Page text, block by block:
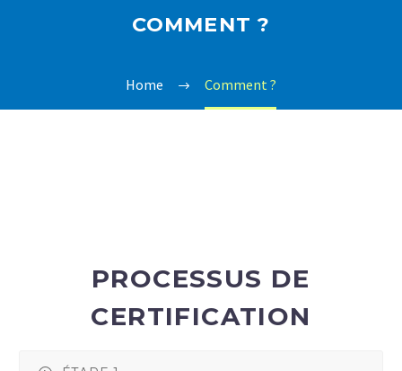
COMMENT ?
Home Comment ?
PROCESSUS DE
CERTIFICATION